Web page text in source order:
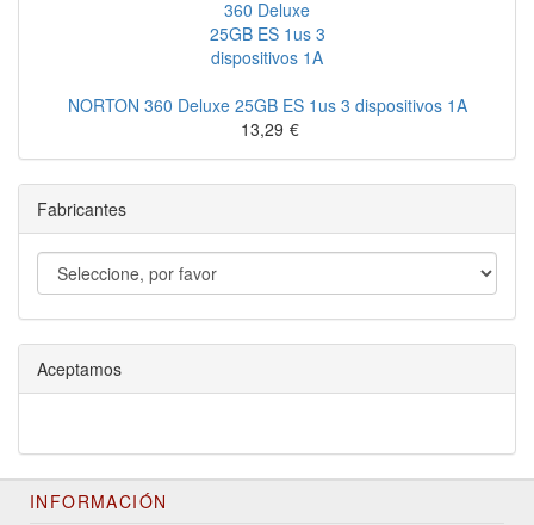
NORTON 360 Deluxe 25GB ES 1us 3 dispositivos 1A
13,29 €
Fabricantes
Aceptamos
INFORMACIÓN